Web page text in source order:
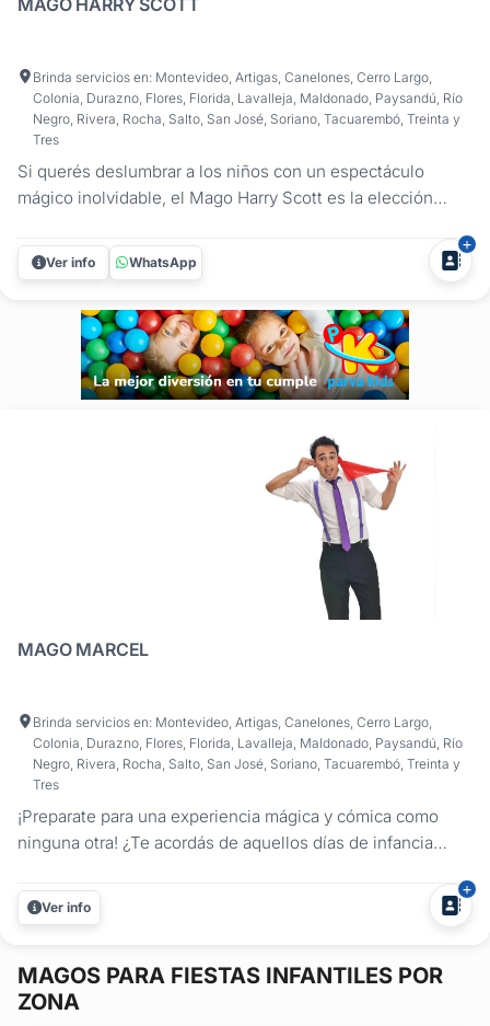
MAGO HARRY SCOTT
Brinda servicios en: Montevideo, Artigas, Canelones, Cerro Largo,
Colonia, Durazno, Flores, Florida, Lavalleja, Maldonado, Paysandú, Río
Negro, Rivera, Rocha, Salto, San José, Soriano, Tacuarembó, Treinta y
Tres
Si querés deslumbrar a los niños con un espectáculo
mágico inolvidable, el Mago Harry Scott es la elección
un show lleno de color y diversión que capturará la
imaginación de los más pequeños. El espectáculo está
Ver info WhatsApp
MAGO MARCEL
Brinda servicios en: Montevideo, Artigas, Canelones, Cerro Largo,
Colonia, Durazno, Flores, Florida, Lavalleja, Maldonado, Paysandú, Río
Negro, Rivera, Rocha, Salto, San José, Soriano, Tacuarembó, Treinta y
Tres
¡Preparate para una experiencia mágica y cómica como
ninguna otra! ¿Te acordás de aquellos días de infancia
esos momentos mágicos aún existen y están a solo un
paso de convertirse en realidad. Nací entre magos,
Ver info
MAGOS PARA FIESTAS INFANTILES POR
ZONA